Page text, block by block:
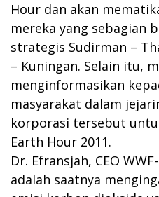
Hour dan akan
mereka yang sebagian
strategis Sudirman –
– Kuningan. Selain itu,
menginformasikan
masyarakat dalam
korporasi tersebut
Earth Hour 2011.
Dr. Efransjah, CEO
adalah saatnya